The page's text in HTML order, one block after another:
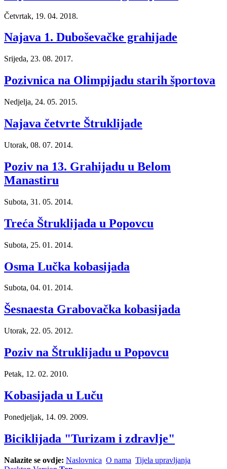
Četvrtak, 19. 04. 2018.
Najava 1. Duboševačke grahijade
Srijeda, 23. 08. 2017.
Pozivnica na Olimpijadu starih športova
Nedjelja, 24. 05. 2015.
Najava četvrte Štruklijade
Utorak, 08. 07. 2014.
Poziv na 13. Grahijadu u Belom
Manastiru
Subota, 31. 05. 2014.
Treća Štruklijada u Popovcu
Subota, 25. 01. 2014.
Osma Lučka kobasijada
Subota, 04. 01. 2014.
Šesnaesta Grabovačka kobasijada
Utorak, 22. 05. 2012.
Poziv na Štruklijadu u Popovcu
Petak, 12. 02. 2010.
Kobasijada u Luču
Ponedjeljak, 14. 09. 2009.
Biciklijada "Turizam i zdravlje"
Nalazite se ovdje: Naslovnica O nama Tijela upravljanja